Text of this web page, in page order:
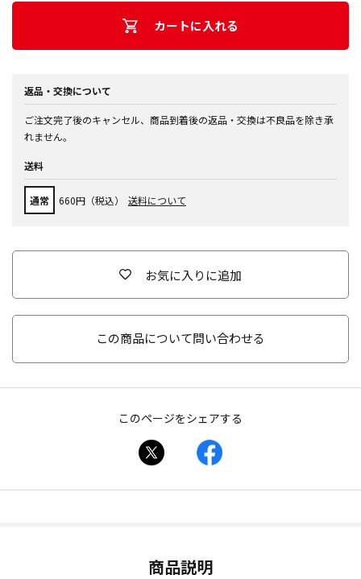
カートに入れる
返品・交換について
ご注文完了後のキャンセル、商品到着後の返品・交換は不良品を除き承
れません。
送料
通常 660円（税込） 送料について
お気に入りに追加
この商品について問い合わせる
このページをシェアする
商品説明